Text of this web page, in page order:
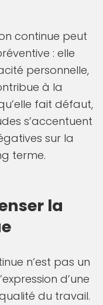
continue peut
: elle
personnelle,
à la
fait défaut,
s’accentuent
sur la
terme.
la
n’est pas un
d’une
du travail.